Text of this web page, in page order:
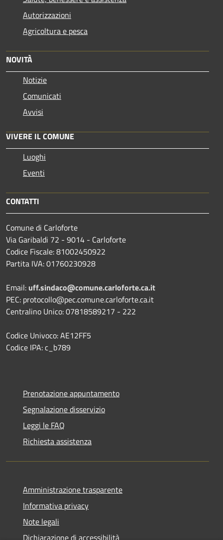
Autorizzazioni
Agricoltura e pesca
NOVITÀ
Notizie
Comunicati
Avvisi
VIVERE IL COMUNE
Luoghi
Eventi
CONTATTI
Comune di Carloforte
Via Garibaldi 72 - 9014 - Carloforte
Codice Fiscale: 81002450922
Partita IVA: 01760230928
Email: uff.sindaco@comune.carloforte.ca.it
PEC: protocollo@pec.comune.carloforte.ca.it
Centralino Unico: 07818589217 - 222
Codice Univoco: AE12FF5
Codice IPA: c_b789
Prenotazione appuntamento
Segnalazione disservizio
Leggi le FAQ
Richiesta assistenza
Amministrazione trasparente
Informativa privacy
Note legali
Dichiarazione di accessibilità